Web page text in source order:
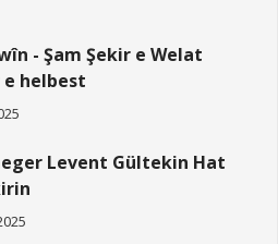
- Şam Şekir e Welat
helbest
Levent Gültekin Hat